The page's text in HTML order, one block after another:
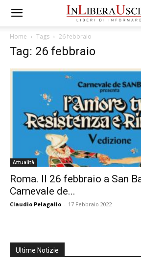
Home Tags 26 febbraio
Tag: 26 febbraio
Attualità
Roma. Il 26 febbraio a San
Carnevale de...
Claudio Pelagallo - 17 Febbraio 2022
Ultime Notizie